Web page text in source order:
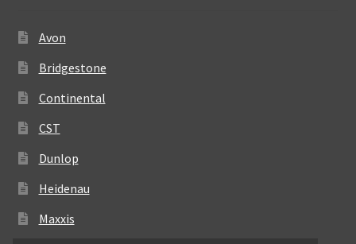
Avon
Bridgestone
Continental
CST
Dunlop
Heidenau
Maxxis